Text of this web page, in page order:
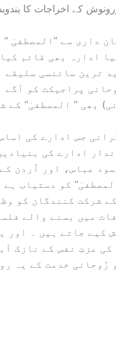
کے اخراجات کا
داری سے ’’المصطفیٰ
ادارہ بھی قائم
ترین سائنسی سلیقے
پراجیکٹ کو
’’ المصطفیٰ‘‘ کے
جس ادارے کی
ادارے کی
عباس، اور اُردن
کو دستیاب
شرکت کنندگان کو
میں بسنے والے
کیے جاتے ہیں ۔ اور
عزتِ نفس کے نازک
رُوحانی خدمت کے یہ